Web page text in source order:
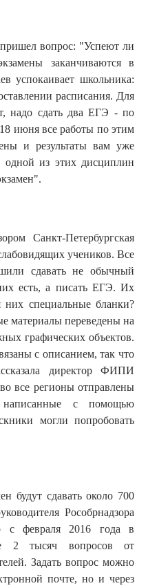
пришел вопрос: "Успеют ли
заканчиваются в
успокаивает школьника:
расписания. Для
надо сдать два ЕГЭ - по
июня все работы по этим
и результаты вам уже
одной из этих дисциплин
Санкт-Петербургская
учеников. Все
сдавать не обычный
есть, а писать ЕГЭ. Их
них специальные бланки?
материалы переведены на
графических объектов.
с описанием, так что
директор ФИПИ
все регионы отправлены
написанные с помощью
могли попробовать
будут сдавать около 700
Рособрнадзора
с февраля 2016 года в
2 тысяч вопросов от
Задать вопрос можно
почте, но и через